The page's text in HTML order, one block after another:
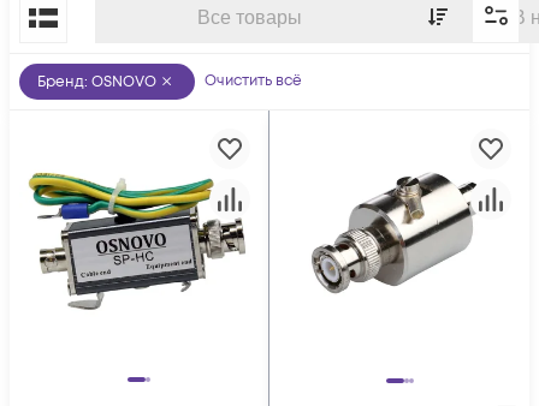
Все товары В
По популярности
Бренд: OSNOVO Очистить всё